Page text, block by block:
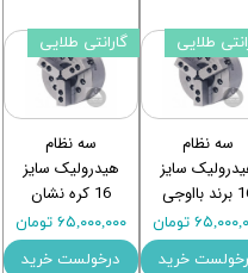
سه نظام
سایز
تومان
خرید
طلایی
سه نظام
هیدرولیک سایز
16 کره نشان
۶۵,۰۰۰,۰۰۰ تومان
درخولست خرید
گارانتی طلایی